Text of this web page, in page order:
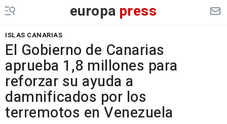
europa press
ISLAS CANARIAS
El Gobierno de Canarias
aprueba 1,8 millones para
reforzar su ayuda a
damnificados por los
terremotos en Venezuela